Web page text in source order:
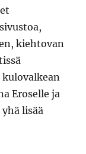
kiehtovan
kulovalkean
Eroselle ja
lisää